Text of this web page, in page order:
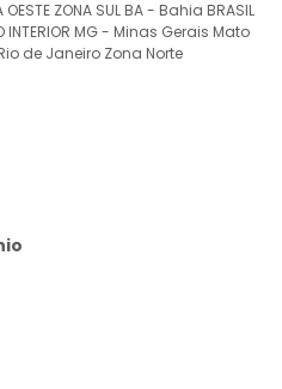
OESTE ZONA SUL BA - Bahia BRASIL
INTERIOR MG - Minas Gerais Mato
de Janeiro Zona Norte